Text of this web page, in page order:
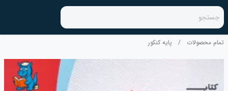
جستجو
تمام محصولات / پایه کنکور